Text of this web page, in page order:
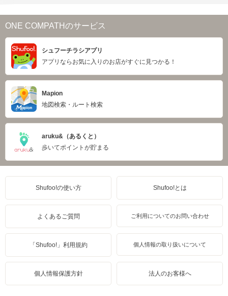
ONE COMPATHのサービス
シュフーチラシアプリ
アプリならお気に入りのお店がすぐに見つかる！
Mapion
地図検索・ルート検索
aruku&（あるくと）
歩いてポイントが貯まる
Shufoo!の使い方 Shufoo!とは
よくあるご質問 ご利用についてのお問い合わせ
「Shufoo!」利用規約 個人情報の取り扱いについて
個人情報保護方針 法人のお客様へ